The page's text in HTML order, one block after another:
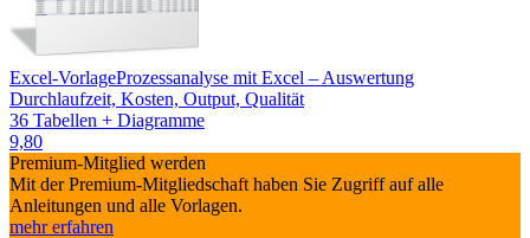
Excel-VorlageProzessanalyse mit Excel – Auswertung
Durchlaufzeit, Kosten, Output, Qualität
36 Tabellen + Diagramme
9,80
Premium-Mitglied werden
Mit der Premium-Mitgliedschaft haben Sie Zugriff auf alle
Anleitungen und alle Vorlagen.
mehr erfahren